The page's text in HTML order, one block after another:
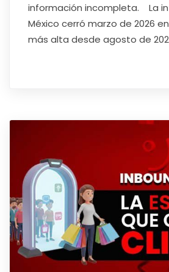
información incompleta. La
México cerró marzo de 2026
más alta desde agosto de